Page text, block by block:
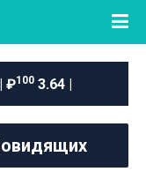
₽100 3.64 |